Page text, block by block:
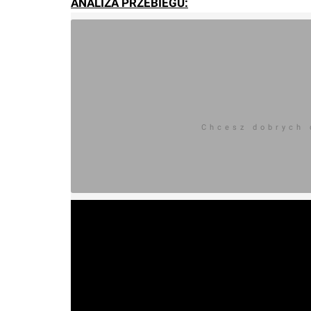
ANALIZA PRZEBIEGU:
Chcesz dobrych